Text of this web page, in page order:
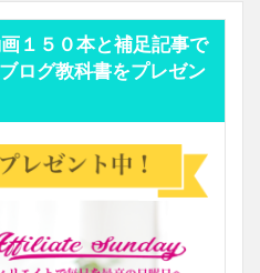
１５０本と補足記事で
ログ教科書をプレゼン